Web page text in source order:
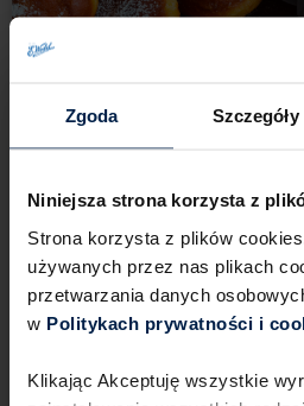
Zgoda Szczegóły
Niniejsza strona korzysta z
Strona korzysta z plików
używanych przez nas plikach
przetwarzania danych
w Politykach prywatności i
Klikając Akceptuję wszystkie